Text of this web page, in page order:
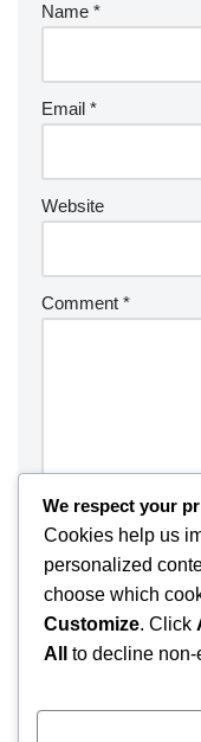
Name *
Email *
Website
Comment *
Save my name,
next time I
We respect your
Cookies help us
personalized
choose which
Customize. Click
All
to decline